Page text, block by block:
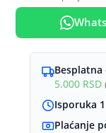
6500K
PremiumBesplatna
5.000 RSD
Isporuka
Plaćanje